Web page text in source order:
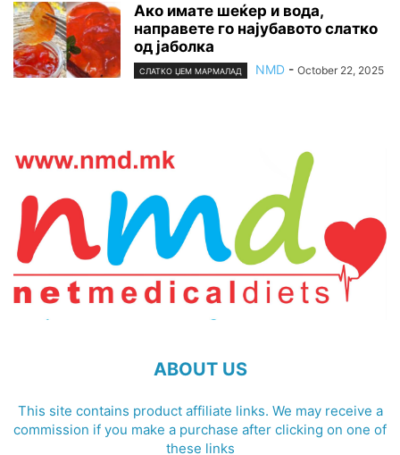
Ако имате шеќер и вода,
направете го најубавото слатко
од јаболка
СЛАТКО ЏЕМ МАРМАЛАД NMD - October 22, 2025
ABOUT US
This site contains product affiliate links. We may receive a
commission if you make a purchase after clicking on one of
these links